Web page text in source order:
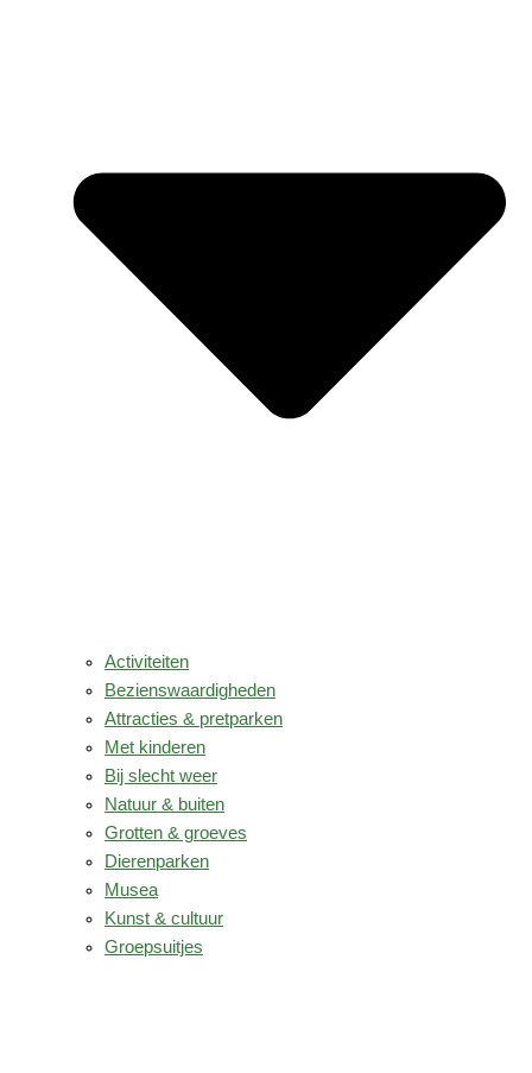
Activiteiten
Bezienswaardigheden
Attracties & pretparken
Met kinderen
Bij slecht weer
Natuur & buiten
Grotten & groeves
Dierenparken
Musea
Kunst & cultuur
Groepsuitjes